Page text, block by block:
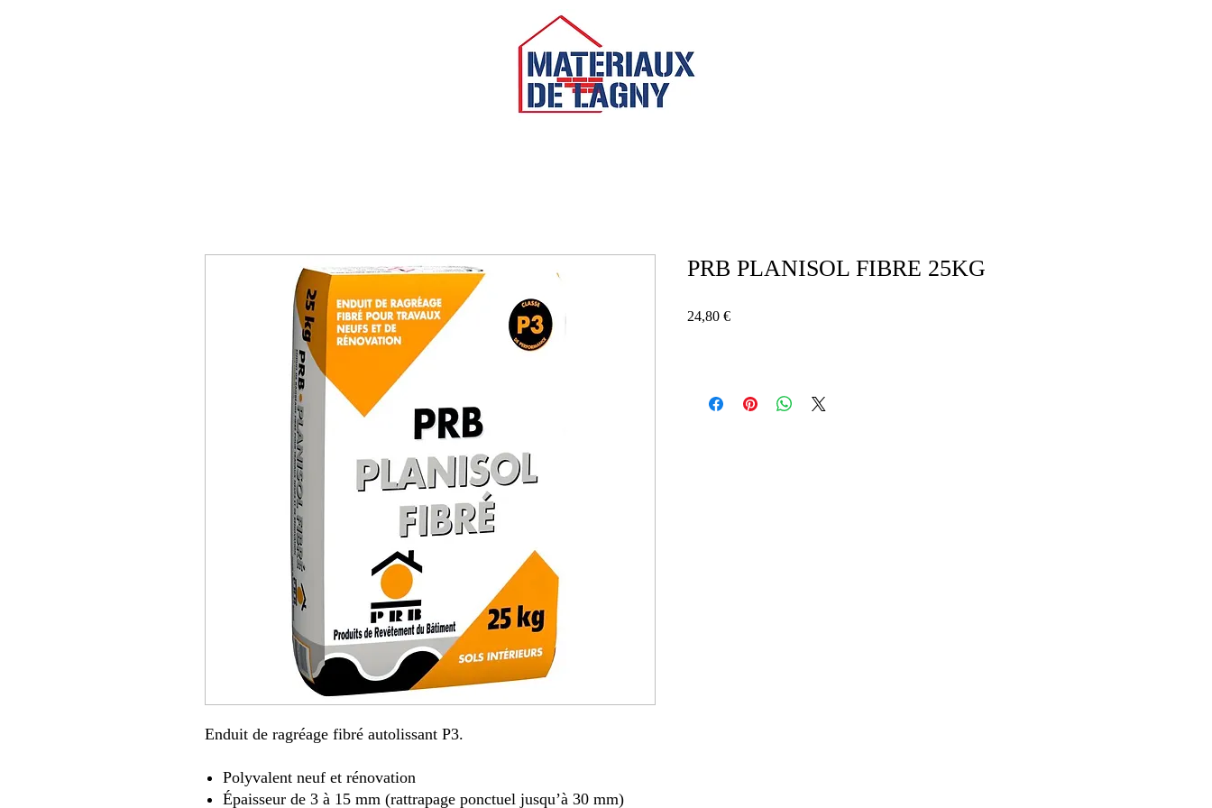
Enduit de ragréage fibré autolissant P3.
Polyvalent neuf et rénovation
Épaisseur de 3 à 15 mm (rattrapage ponctuel jusqu’à 30 mm)
PRB PLANISOL FIBRE 25KG
24,80 €Prix